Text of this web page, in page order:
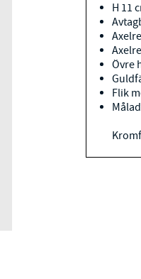
H 11
Övre
Flik